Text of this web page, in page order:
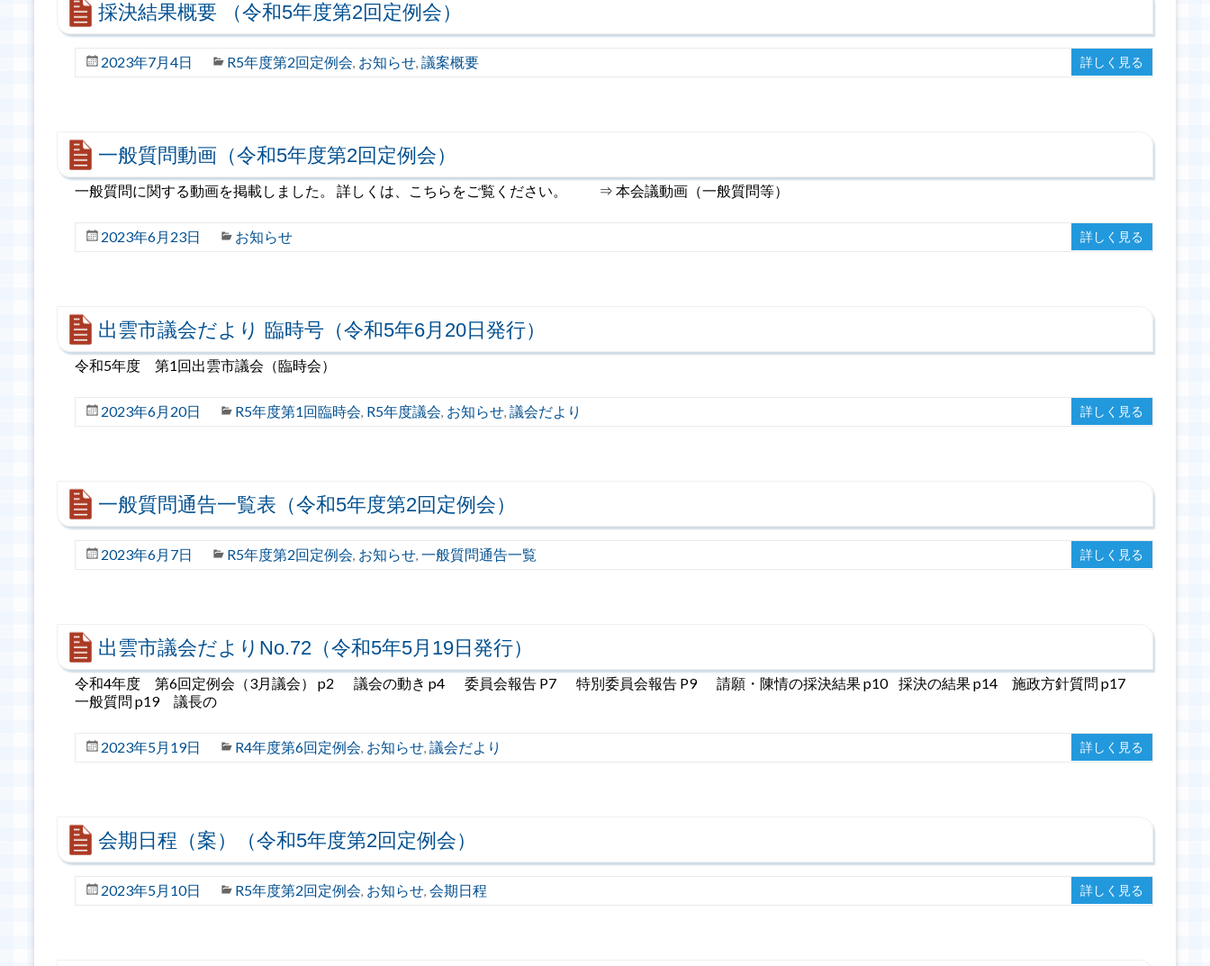
採決結果概要 （令和5年度第2回定例会）
2023年7月4日 R5年度第2回定例会, お知らせ, 議案概要 詳しく見る
一般質問動画（令和5年度第2回定例会）
一般質問に関する動画を掲載しました。 詳しくは、こちらをご覧ください。 ⇒ 本会議動画（一般質問等）
2023年6月23日 お知らせ 詳しく見る
出雲市議会だより 臨時号（令和5年6月20日発行）
令和5年度 第1回出雲市議会（臨時会）
2023年6月20日 R5年度第1回臨時会, R5年度議会, お知らせ, 議会だより 詳しく見る
一般質問通告一覧表（令和5年度第2回定例会）
2023年6月7日 R5年度第2回定例会, お知らせ, 一般質問通告一覧 詳しく見る
出雲市議会だよりNo.72（令和5年5月19日発行）
令和4年度 第6回定例会（3月議会） p2 議会の動き p4 委員会報告 P7 特別委員会報告 P9 請願・陳情の採決結果 p10 採決の結果 p14 施政方針質問 p17
一般質問 p19 議長の
2023年5月19日 R4年度第6回定例会, お知らせ, 議会だより 詳しく見る
会期日程（案）（令和5年度第2回定例会）
2023年5月10日 R5年度第2回定例会, お知らせ, 会期日程 詳しく見る